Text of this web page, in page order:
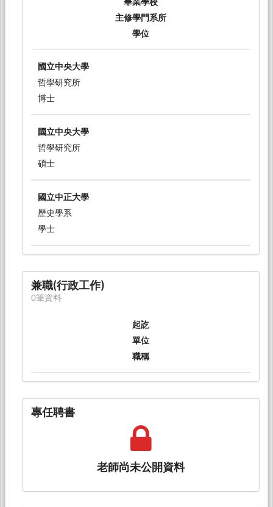
主修學門系所
學位
國立中央大學
哲學研究所
博士
國立中央大學
哲學研究所
碩士
國立中正大學
歷史學系
學士
兼職(行政工作)
0筆資料
起訖
單位
職稱
專任聘書
老師尚未公開資料